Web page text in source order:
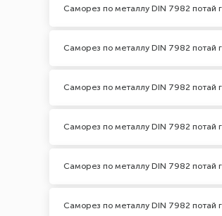
Саморез по металлу DIN 7982 потай
Саморез по металлу DIN 7982 потай
Саморез по металлу DIN 7982 потай
Саморез по металлу DIN 7982 потай
Саморез по металлу DIN 7982 потай
Саморез по металлу DIN 7982 потай